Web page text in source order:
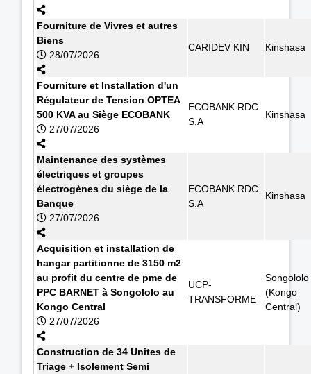
Fourniture de Vivres et autres
Biens
28/07/2026
CARIDEV KIN Kinshasa
Fourniture et Installation d'un
Régulateur de Tension OPTEA
500 KVA au Siège ECOBANK
27/07/2026
ECOBANK RDC
S.A
Kinshasa
Maintenance des systèmes
électriques et groupes
électrogènes du siège de la
Banque
27/07/2026
ECOBANK RDC
S.A
Kinshasa
Acquisition et installation de
hangar partitionne de 3150 m2
au profit du centre de pme de
PPC BARNET à Songololo au
Kongo Central
27/07/2026
UCP-
TRANSFORME
Songololo
(Kongo
Central)
Construction de 34 Unites de
Triage + Isolement Semi